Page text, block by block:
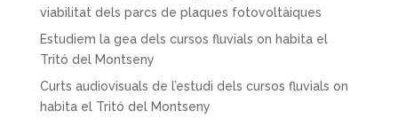
viabilitat dels parcs de plaques fotovoltàiques
Estudiem la gea dels cursos fluvials on habita el
Tritó del Montseny
Curts audiovisuals de l’estudi dels cursos fluvials on
habita el Tritó del Montseny